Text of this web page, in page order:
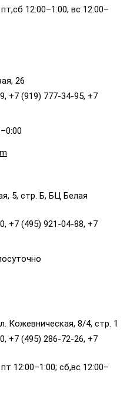
12:00–1:00; вс 12:00–
26
+7 (919) 777-34-95, +7
5, стр. Б, БЦ Белая
+7 (495) 921-04-88, +7
Кожевническая, 8/4, стр. 1
+7 (495) 286-72-26, +7
12:00–1:00; сб,вс 12:00–